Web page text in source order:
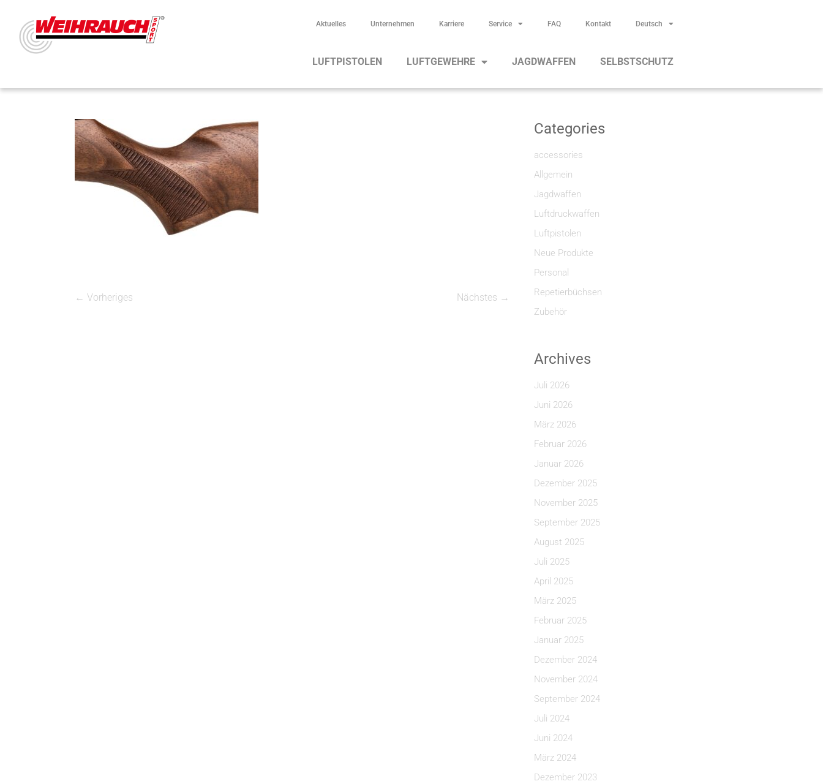
Aktuelles Unternehmen Karriere Service FAQ Kontakt Deutsch
LUFTPISTOLEN LUFTGEWEHRE JAGDWAFFEN SELBSTSCHUTZ
← Vorheriges Nächstes →
Categories
accessories
Allgemein
Jagdwaffen
Luftdruckwaffen
Luftpistolen
Neue Produkte
Personal
Repetierbüchsen
Zubehör
Archives
Juli 2026
Juni 2026
März 2026
Februar 2026
Januar 2026
Dezember 2025
November 2025
September 2025
August 2025
Juli 2025
April 2025
März 2025
Februar 2025
Januar 2025
Dezember 2024
November 2024
September 2024
Juli 2024
Juni 2024
März 2024
Dezember 2023